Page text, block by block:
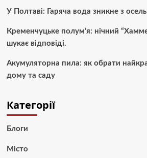
У Полтаві: Гаряча вода зникне з
Кременчуцьке полум’я: нічний
шукає відповіді.
Акумуляторна пила: як обрати
дому та саду
Категорії
Блоги
Місто